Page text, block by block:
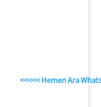
<<<<< Hemen Ara